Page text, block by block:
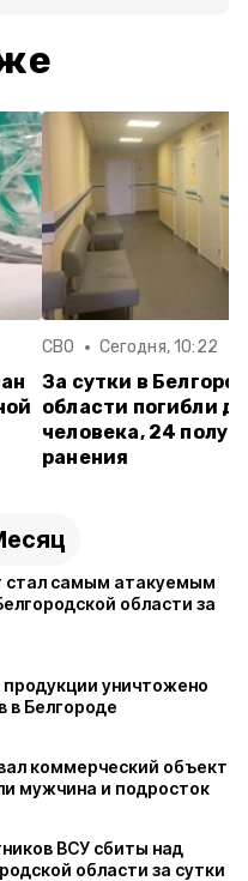
СВО Сегодня, 10:22
За сутки в
области погибли
человека, 24
ранения
стал самым атакуемым
области за
продукции уничтожено
в Белгороде
коммерческий объект
мужчина и подросток
ВСУ сбиты над
области за сутки